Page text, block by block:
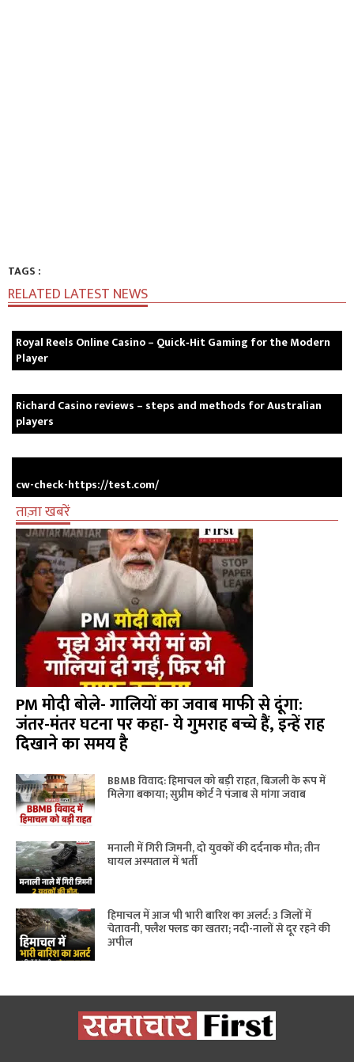
TAGS :
RELATED LATEST NEWS
Royal Reels Online Casino – Quick‑Hit Gaming for the Modern
Player
Richard Casino reviews – steps and methods for Australian
players
cw-check-https://test.com/
ताज़ा खबरें
PM मोदी बोले- गालियों का जवाब माफी से दूंगा:
जंतर-मंतर घटना पर कहा- ये गुमराह बच्चे हैं, इन्हें राह
दिखाने का समय है
BBMB विवाद: हिमाचल को बड़ी राहत, बिजली के रूप में
मिलेगा बकाया; सुप्रीम कोर्ट ने पंजाब से मांगा जवाब
मनाली में गिरी जिमनी, दो युवकों की दर्दनाक मौत; तीन
घायल अस्पताल में भर्ती
हिमाचल में आज भी भारी बारिश का अलर्ट: 3 जिलों में
चेतावनी, फ्लैश फ्लड का खतरा; नदी-नालों से दूर रहने की
अपील